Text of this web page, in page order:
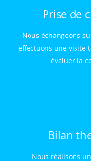
Prise de
Nous échangeons
effectuons une visite
évaluer la
Bilan
Nous réalisons